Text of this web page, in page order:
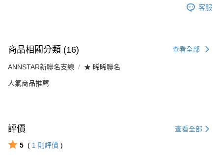
客服
商品相關分類 (16) 查看全部
ANNSTAR新聯名支線 ★ 晞晞聯名
人氣商品推薦
評價 查看全部
5 ( 1 則評價 )